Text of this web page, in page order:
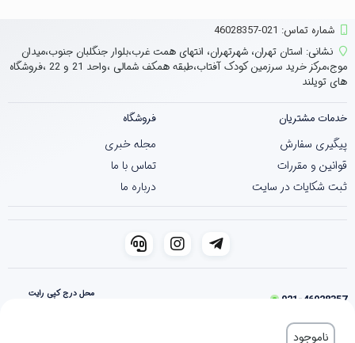
ناموجود
شماره تماس‌: 021-46028357
نشانی: استان تهران، شهرتهران، انتهای همت غرب،بلوار جنگلبان جنوب،میدان
موج،مرکز خرید سرزمین کودک آفتاب،طبقه همکف شمالی ،واحد 21 و 22 ،فروشگاه
های تویلند
خدمات مشتریان
پیگیری سفارش
قوانین و مقررات
ثبت شکایات در سایت
فروشگاه
مجله خبری
تماس با ما
درباره ما
021-46028357
محل درج کپی رایت